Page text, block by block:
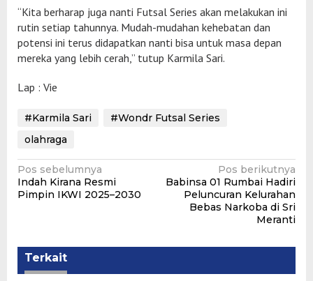
“Kita berharap juga nanti Futsal Series akan melakukan ini
rutin setiap tahunnya. Mudah-mudahan kehebatan dan
potensi ini terus didapatkan nanti bisa untuk masa depan
mereka yang lebih cerah,” tutup Karmila Sari.
Lap : Vie
#Karmila Sari
#Wondr Futsal Series
olahraga
Navigasi
pos
Pos sebelumnya
Indah Kirana Resmi
Pimpin IKWI 2025–2030
Pos berikutnya
Babinsa 01 Rumbai Hadiri
Peluncuran Kelurahan
Bebas Narkoba di Sri
Meranti
Terkait